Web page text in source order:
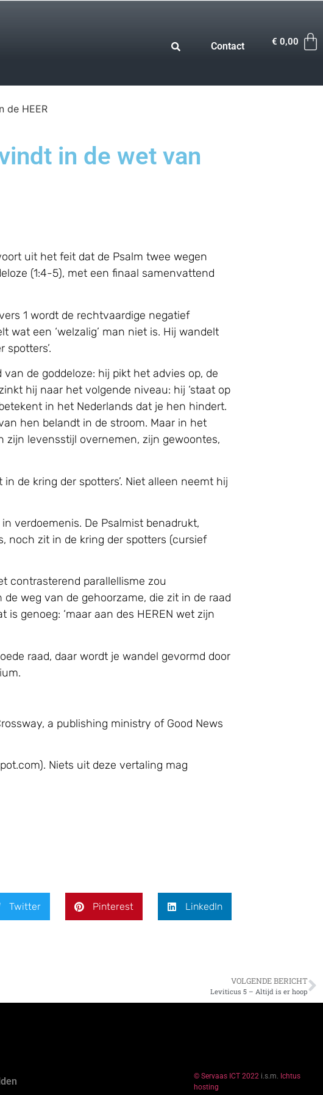
Contact € 0,00
de HEER
in de wet van
uit het feit dat de Psalm twee wegen
(1:4-5), met een finaal samenvattend
1 wordt de rechtvaardige negatief
een ‘welzalig’ man niet is. Hij wandelt
spotters’.
de goddeloze: hij pikt het advies op, de
hij naar het volgende niveau: hij ‘staat op
in het Nederlands dat je hen hindert.
hen belandt in de stroom. Maar in het
zijn levensstijl overnemen, zijn gewoontes,
de kring der spotters’. Niet alleen neemt hij
verdoemenis. De Psalmist benadrukt,
noch zit in de kring der spotters (cursief
contrasterend parallellisme zou
weg van de gehoorzame, die zit in de raad
genoeg: ‘maar aan des HEREN wet zijn
raad, daar wordt je wandel gevormd door
a publishing ministry of Good News
Niets uit deze vertaling mag
Twitter Pinterest LinkedIn
VOLGENDE BERICHT
Leviticus 5 – Altijd is er hoop
© Servaas ICT 2022i.s.m. Ichtus
hosting